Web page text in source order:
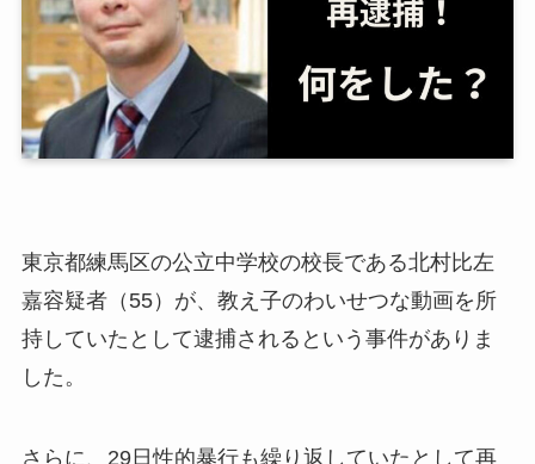
東京都練馬区の公立中学校の校長である北村比左
嘉容疑者（55）が、教え子のわいせつな動画を所
持していたとして逮捕されるという事件がありま
した。
さらに、29日性的暴行も繰り返していたとして再